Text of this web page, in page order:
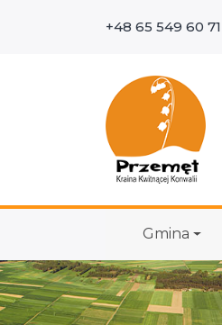
+48 65 549 60 71
Gmina